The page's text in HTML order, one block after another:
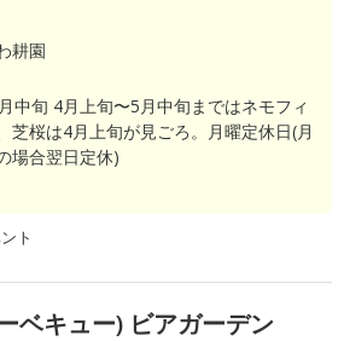
耕園
中旬 4月上旬〜5月中旬まではネモフィ
芝桜は4月上旬が見ごろ。月曜定休日(月
場合翌日定休)
ト
ベキュー) ビアガーデン